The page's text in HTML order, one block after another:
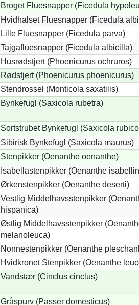
Broget Fluesnapper (Ficedula
Hvidhalset Fluesnapper (Ficedula
Lille Fluesnapper (Ficedula parva)
Tajgafluesnapper (Ficedula albicilla)
Husrødstjert (Phoenicurus ochruros)
Rødstjert (Phoenicurus phoenicurus)
Stendrossel (Monticola saxatilis)
Bynkefugl (Saxicola rubetra)
Sortstrubet Bynkefugl (Saxicola
Sibirisk Bynkefugl (Saxicola maurus)
Stenpikker (Oenanthe oenanthe)
Isabellastenpikker (Oenanthe
Ørkenstenpikker (Oenanthe deserti)
Vestlig Middelhavsstenpikker
hispanica)
Østlig Middelhavsstenpikker
melanoleuca)
Nonnestenpikker (Oenanthe
Hvidkronet Stenpikker (Oenanthe
Vandstær (Cinclus cinclus)
Gråspurv (Passer domesticus)